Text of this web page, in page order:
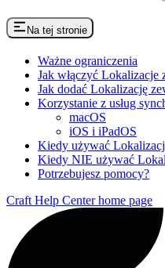
Na tej stronie
Ważne ograniczenia
Jak włączyć Lokalizacje
Jak dodać Lokalizację
Korzystanie z usług
macOS
iOS i iPadOS
Kiedy używać
Kiedy NIE używać
Potrzebujesz pomocy?
Craft Help Centerhome page